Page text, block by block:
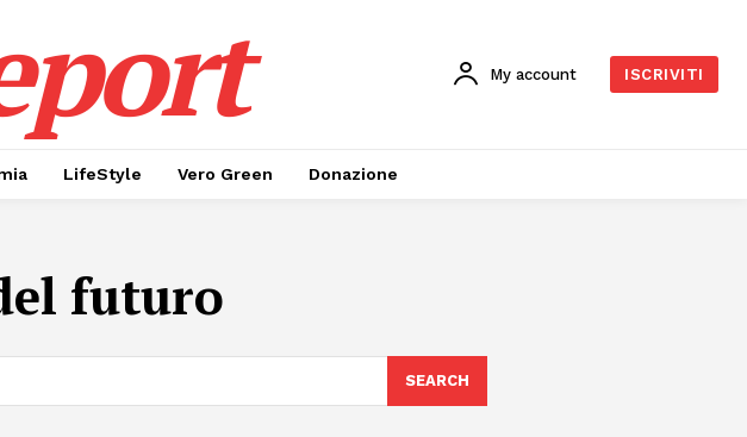
My account ISCRIVITI
LifeStyle Vero Green Donazione
futuro
SEARCH